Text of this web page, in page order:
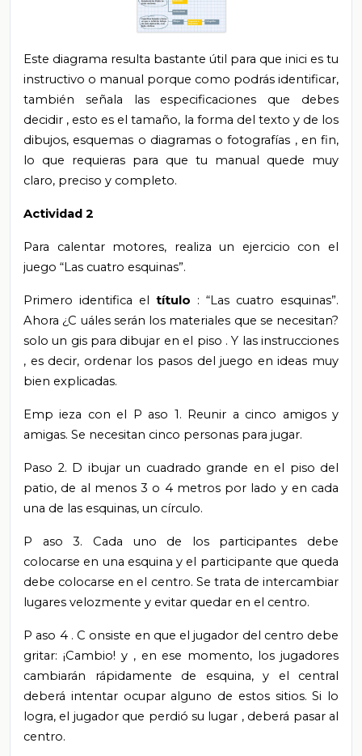
Este diagrama resulta bastante útil para que inici es tu
instructivo o manual porque como podrás identificar,
también señala las especificaciones que debes
decidir , esto es el tamaño, la forma del texto y de los
dibujos, esquemas o diagramas o fotografías , en fin,
lo que requieras para que tu manual quede muy
claro, preciso y completo.
Actividad 2
Para calentar motores, realiza un ejercicio con el
juego “Las cuatro esquinas”.
Primero identifica el título : “Las cuatro esquinas”.
Ahora ¿C uáles serán los materiales que se necesitan?
solo un gis para dibujar en el piso . Y lasinstrucciones
, es decir, ordenar los pasos del juego en ideas muy
bien explicadas.
Empieza con el P aso 1. Reunir a cinco amigos y
amigas. Se necesitan cinco personas para jugar.
Paso 2. D ibujar un cuadrado grande en el piso del
patio, de al menos 3 o 4 metros por lado y en cada
una de las esquinas, un círculo.
P aso 3. Cada uno de los participantes debe
colocarse en una esquina y el participante que queda
debe colocarse en el centro. Se trata de intercambiar
lugares velozmente y evitar quedar en el centro.
P aso 4 . C onsiste en que el jugador del centro debe
gritar: ¡Cambio! y , en ese momento, los jugadores
cambiarán rápidamente de esquina, y el central
deberá intentar ocupar alguno de estos sitios. Si lo
logra, el jugador que perdió su lugar , deberá pasar al
centro.